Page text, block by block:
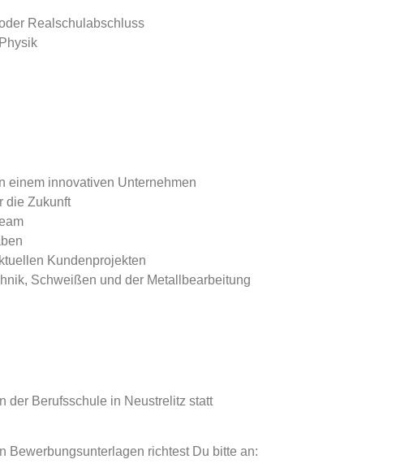
Realschulabschluss
einem innovativen Unternehmen
die Zukunft
Kundenprojekten
Schweißen und der Metallbearbeitung
der Berufsschule in Neustrelitz statt
Bewerbungsun­terlagen richtest Du bitte an: